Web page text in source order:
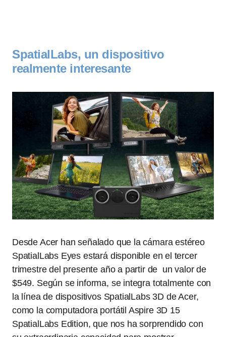
SpatialLabs, un dispositivo
realmente interesante
Desde Acer han señalado que la cámara estéreo
SpatialLabs Eyes estará disponible en el tercer
trimestre del presente año a partir de un valor de
$549. Según se informa, se integra totalmente con
la línea de dispositivos SpatialLabs 3D de Acer,
como la computadora portátil Aspire 3D 15
SpatialLabs Edition, que nos ha sorprendido con